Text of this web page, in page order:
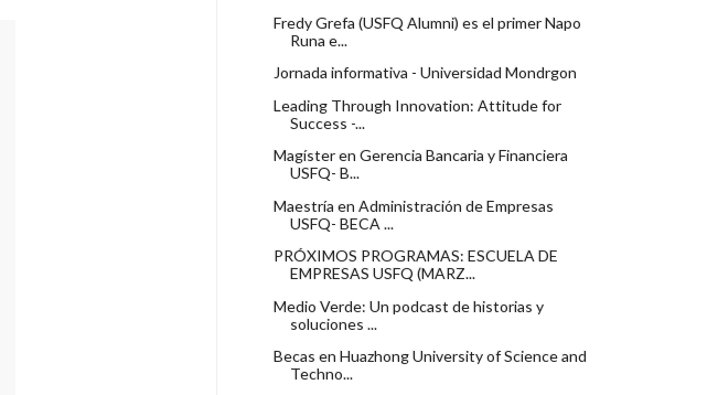
Fredy Grefa (USFQ Alumni) es el primer Napo
Runa e...
Jornada informativa - Universidad Mondrgon
Leading Through Innovation: Attitude for
Success -...
Magíster en Gerencia Bancaria y Financiera
USFQ- B...
Maestría en Administración de Empresas
USFQ- BECA ...
PRÓXIMOS PROGRAMAS: ESCUELA DE
EMPRESAS USFQ (MARZ...
Medio Verde: Un podcast de historias y
soluciones ...
Becas en Huazhong University of Science and
Techno...